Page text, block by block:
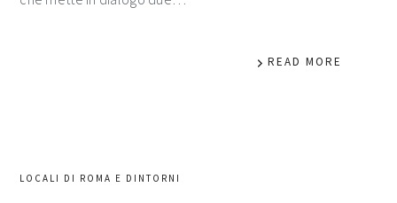
READ MORE
LOCALI DI ROMA E DINTORNI